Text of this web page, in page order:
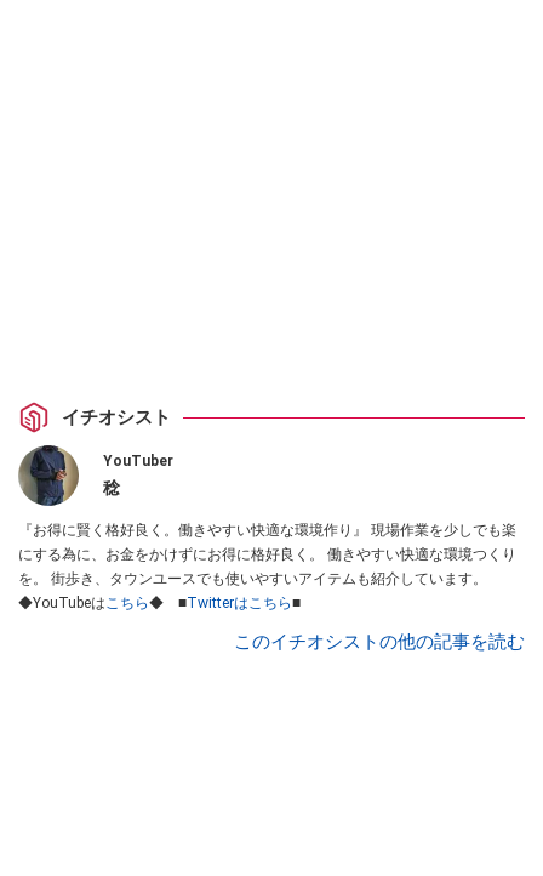
イチオシスト
YouTuber
稔
『お得に賢く格好良く。働きやすい快適な環境作り』 現場作業を少しでも楽
にする為に、お金をかけずにお得に格好良く。 働きやすい快適な環境つくり
を。 街歩き、タウンユースでも使いやすいアイテムも紹介しています。
◆YouTubeはこちら◆ ■Twitterはこちら■
このイチオシストの他の記事を読む